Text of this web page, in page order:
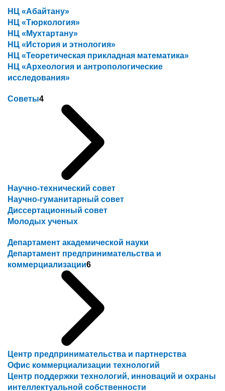
НЦ «Абайтану»
НЦ «Тюркология»
НЦ «Мухтартану»
НЦ «История и этнология»
НЦ «Теоретическая прикладная математика»
НЦ «Археология и антропологические
исследования»
Советы4
Научно-технический совет
Научно-гуманитарный совет
Диссертационный совет
Молодых ученых
Департамент академической науки
Департамент предпринимательства и
коммерциализации6
Центр предпринимательства и партнерства
Офис коммерциализации технологий
Центр поддержки технологий, инноваций и охраны
интеллектуальной собственности